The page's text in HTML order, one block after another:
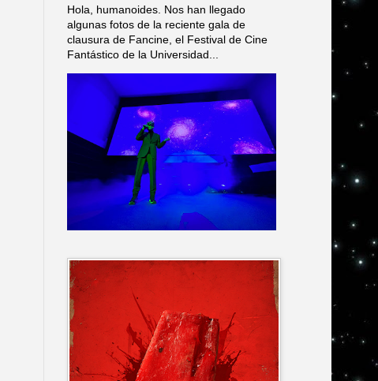
Hola, humanoides. Nos han llegado
algunas fotos de la reciente gala de
clausura de Fancine, el Festival de Cine
Fantástico de la Universidad...